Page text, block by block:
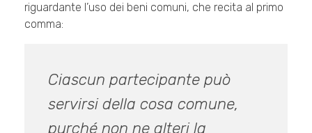
riguardante l’uso dei beni comuni, che recita al primo
comma:
Ciascun partecipante può
servirsi della cosa comune,
purché non ne alteri la